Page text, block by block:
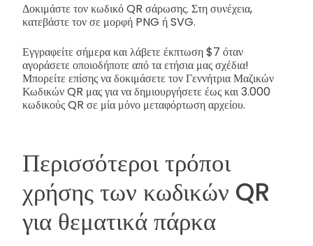
Δοκιμάστε τον κωδικό QR σάρωσης. Στη συνέχεια,
κατεβάστε τον σε μορφή PNG ή SVG.
Εγγραφείτε σήμερα και λάβετε έκπτωση $7 όταν
αγοράσετε οποιοδήποτε από τα ετήσια μας σχέδια!
Μπορείτε επίσης να δοκιμάσετε τον Γεννήτρια Μαζικών
Κωδικών QR μας για να δημιουργήσετε έως και 3.000
κωδικούς QR σε μία μόνο μεταφόρτωση αρχείου.
Περισσότεροι τρόποι
χρήσης των κωδικών QR
για θεματικά πάρκα